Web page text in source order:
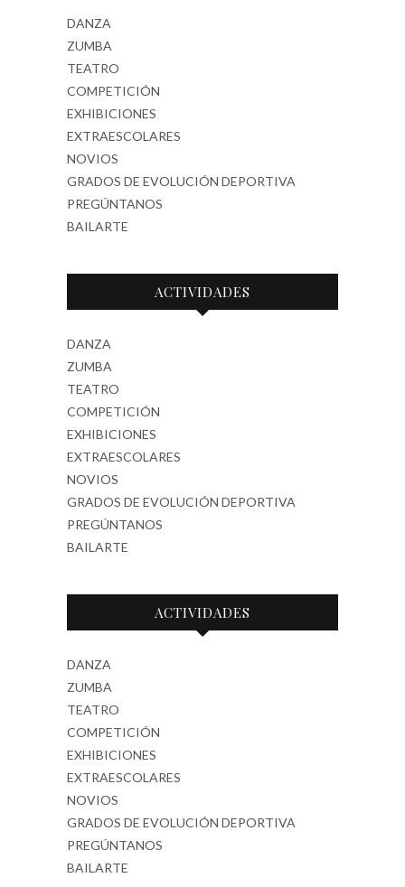
DANZA
ZUMBA
TEATRO
COMPETICIÓN
EXHIBICIONES
EXTRAESCOLARES
NOVIOS
GRADOS DE EVOLUCIÓN DEPORTIVA
PREGÚNTANOS
BAILARTE
ACTIVIDADES
DANZA
ZUMBA
TEATRO
COMPETICIÓN
EXHIBICIONES
EXTRAESCOLARES
NOVIOS
GRADOS DE EVOLUCIÓN DEPORTIVA
PREGÚNTANOS
BAILARTE
ACTIVIDADES
DANZA
ZUMBA
TEATRO
COMPETICIÓN
EXHIBICIONES
EXTRAESCOLARES
NOVIOS
GRADOS DE EVOLUCIÓN DEPORTIVA
PREGÚNTANOS
BAILARTE